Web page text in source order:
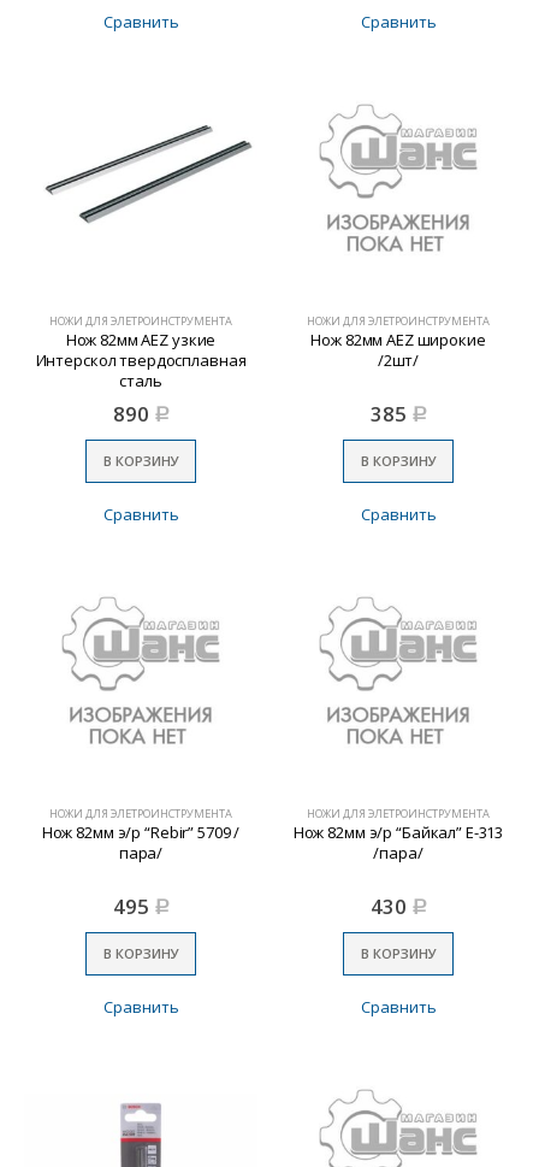
Сравнить Сравнить
НОЖИ ДЛЯ ЭЛЕТРОИНСТРУМЕНТА
Нож 82мм AEZ узкие
Интерскол твердосплавная
сталь
890 Р
В КОРЗИНУ
Сравнить
НОЖИ ДЛЯ ЭЛЕТРОИНСТРУМЕНТА
Нож 82мм AEZ широкие
/2шт/
385 Р
В КОРЗИНУ
Сравнить
НОЖИ ДЛЯ ЭЛЕТРОИНСТРУМЕНТА
Нож 82мм э/р “Rebir” 5709 /
пара/
495 Р
В КОРЗИНУ
Сравнить
НОЖИ ДЛЯ ЭЛЕТРОИНСТРУМЕНТА
Нож 82мм э/р “Байкал” Е-313
/пара/
430 Р
В КОРЗИНУ
Сравнить